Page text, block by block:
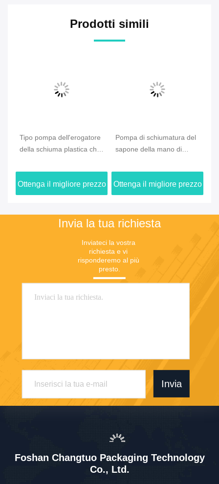
Prodotti simili
Tipo pompa dell'erogatore
della schiuma plastica che
dell'uscita 0.8Cc
Ottenga il migliore prezzo
Pompa di schiumatura del
sapone della mano di
dell'erogatore della
schiuma per cura di pelle
Ottenga il migliore prezzo
Invia la tua richiesta
Inviateci la vostra
richiesta e vi
risponderemo al più
presto.
Invia
Foshan Changtuo Packaging Technology
Co., Ltd.